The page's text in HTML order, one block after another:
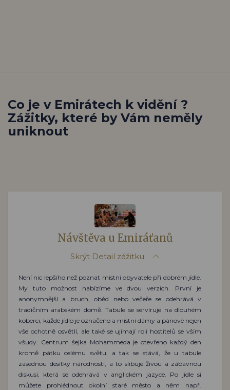
Co je v Emirátech k vidění ?
Zážitky, které by Vám neměly
uniknout
Návštěva u Emiráťanů
Skrýt Detail zážitku
Není nic lepšího než poznat místní obyvatele při dobrém jídle.
My tuto možnost nabízíme ve dvou verzích. První je
anonymnější a bruch, oběd nebo večeře se odehrává v
tradičním arabském domě. Tabule se servíruje na dlouhém
koberci, každé jídlo je označeno a místní dámy a pánové nejen
vše ochotně osvětlí, ale také se ujímají rolí hostitelů se vším
všudy. Centrum šejka Mohammeda je otevřeno každý den
kromě pátku celému světu, a tak se stává, že u tabule
zasednou desítky národností, a to slibuje živou a zábavnou
diskusi, která se odehrává v anglickém jazyce. Po jídle si
můžete prohlédnout okolní staré město a něm např.